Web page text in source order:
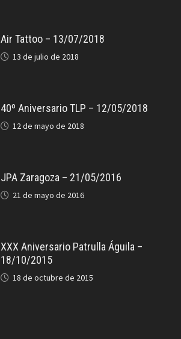
Air Tattoo – 13/07/2018
13 de julio de 2018
40º Aniversario TLP – 12/05/2018
12 de mayo de 2018
JPA Zaragoza – 21/05/2016
21 de mayo de 2016
XXX Aniversario Patrulla Águila –
18/10/2015
18 de octubre de 2015